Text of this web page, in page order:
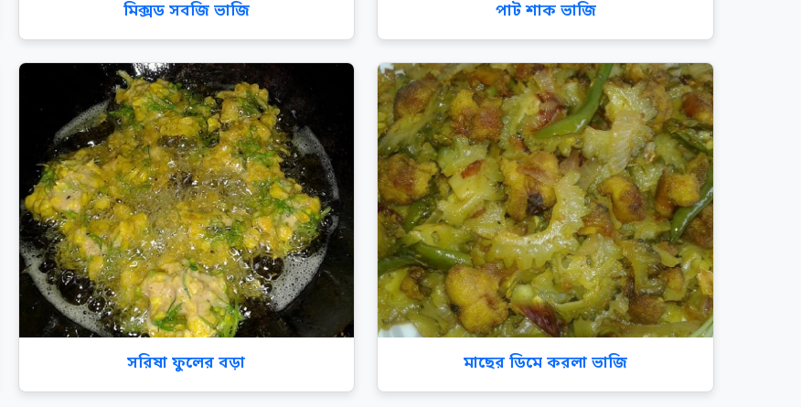
মিক্সড সবজি ভাজি পাট শাক ভাজি
সরিষা ফুলের বড়া মাছের ডিমে করলা ভাজি